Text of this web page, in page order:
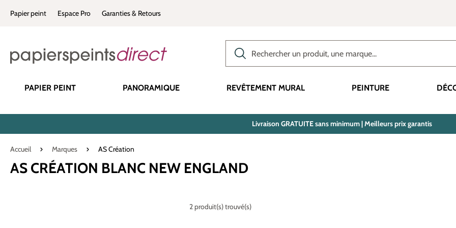
Passer à la navigation principale
Papier peint Espace Pro Garanties & Retours
PAPIER PEINT PANORAMIQUE REVÊTEMENT MURAL PEINTURE
Livraison GRATUITE sans minimum | Meilleurs prix garantis
Accueil Marques AS Création
AS CRÉATION BLANC NEW ENGLAND
2 produit(s) trouvé(s)